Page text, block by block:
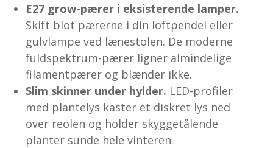
E27 grow-pærer i eksisterende lamper.
Skift blot pærerne i din loftpendel eller
gulvlampe ved lænestolen. De moderne
fuldspektrum-pærer ligner almindelige
filamentpærer og blænder ikke.
Slim skinner under hylder. LED-profiler
med plantelys kaster et diskret lys ned
over reolen og holder skyggetålende
planter sunde hele vinteren.